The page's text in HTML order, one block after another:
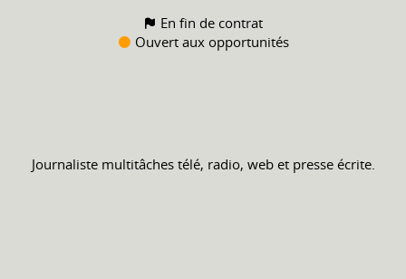
En fin de contrat
Ouvert aux opportunités
Journaliste multitâches télé, radio, web et presse écrite.